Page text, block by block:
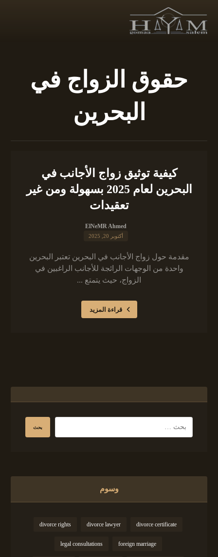
حقوق الزواج في
البحرين
كيفية توثيق زواج الأجانب في
البحرين لعام 2025 بسهولة ومن غير
تعقيدات
ElNeMR Ahmed
أكتوبر 20, 2025
مقدمة حول زواج الأجانب في البحرين تعتبر البحرين
واحدة من الوجهات الرائجة للأجانب الراغبين في
الزواج، حيث يتمتع ...
قراءة المزيد
وسوم
divorce certificate
divorce lawyer
divorce rights
foreign marriage
legal consultations